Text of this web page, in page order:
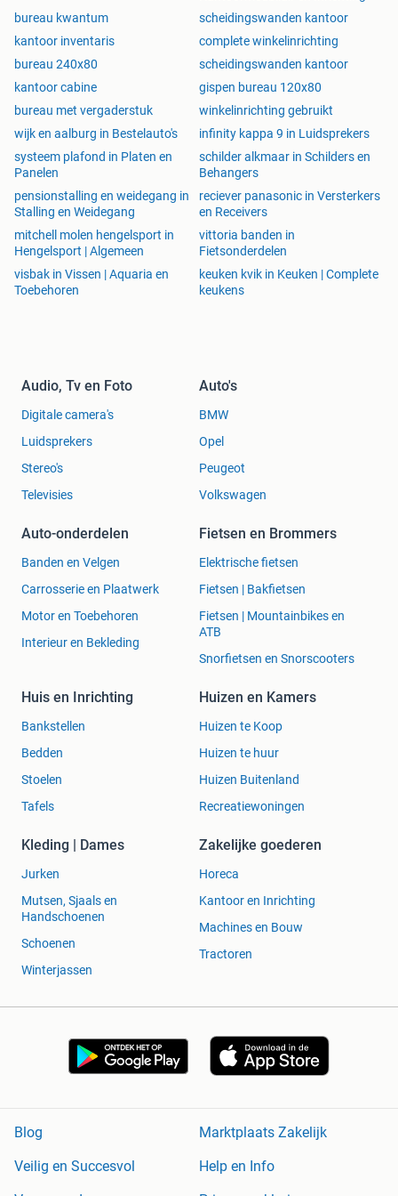
bureau kwantum
scheidingswanden kantoor
kantoor inventaris
complete winkelinrichting
bureau 240x80
scheidingswanden kantoor
kantoor cabine
gispen bureau 120x80
bureau met vergaderstuk
winkelinrichting gebruikt
wijk en aalburg in Bestelauto's
infinity kappa 9 in Luidsprekers
systeem plafond in Platen en
Panelen
schilder alkmaar in Schilders en
Behangers
pensionstalling en weidegang in
Stalling en Weidegang
reciever panasonic in Versterkers
en Receivers
mitchell molen hengelsport in
Hengelsport | Algemeen
vittoria banden in
Fietsonderdelen
visbak in Vissen | Aquaria en
Toebehoren
keuken kvik in Keuken | Complete
keukens
Audio, Tv en Foto
Digitale camera's
Luidsprekers
Stereo's
Televisies
Auto's
BMW
Opel
Peugeot
Volkswagen
Auto-onderdelen
Banden en Velgen
Carrosserie en Plaatwerk
Motor en Toebehoren
Interieur en Bekleding
Fietsen en Brommers
Elektrische fietsen
Fietsen | Bakfietsen
Fietsen | Mountainbikes en
ATB
Snorfietsen en Snorscooters
Huis en Inrichting
Bankstellen
Bedden
Stoelen
Tafels
Huizen en Kamers
Huizen te Koop
Huizen te huur
Huizen Buitenland
Recreatiewoningen
Kleding | Dames
Jurken
Mutsen, Sjaals en
Handschoenen
Schoenen
Winterjassen
Zakelijke goederen
Horeca
Kantoor en Inrichting
Machines en Bouw
Tractoren
Blog
Marktplaats Zakelijk
Veilig en Succesvol
Help en Info